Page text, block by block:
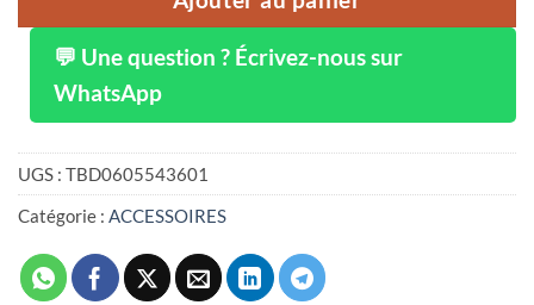
💬 Une question ? Écrivez-nous sur
WhatsApp
UGS : TBD0605543601
Catégorie : ACCESSOIRES